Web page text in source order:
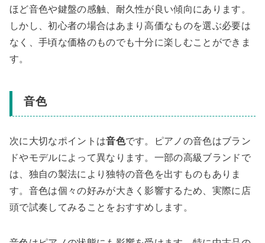
ほど音色や鍵盤の感触、耐久性が良い傾向にあります。
しかし、初心者の場合はあまり高価なものを選ぶ必要は
なく、手頃な価格のものでも十分に楽しむことができま
す。
音色
次に大切なポイントは音色です。ピアノの音色はブラン
ドやモデルによって異なります。一部の高級ブランドで
は、独自の製法により独特の音色を出すものもありま
す。音色は個々の好みが大きく影響するため、実際に店
頭で試奏してみることをおすすめします。